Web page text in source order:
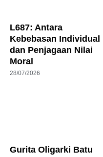
L687: Antara
Kebebasan Individual
dan Penjagaan Nilai
Moral
28/07/2026
Gurita Oligarki Batu